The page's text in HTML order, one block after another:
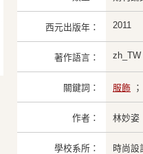
西元出版年： 2011
著作語言： zh_TW
關鍵詞： 服飾
作者： 林妙姿
學校系所： 時尚設